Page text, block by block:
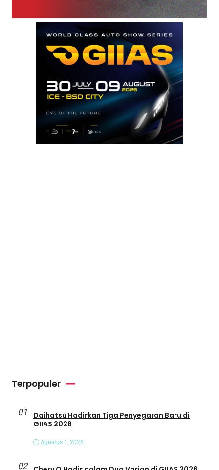
Terpopuler
01
Daihatsu Hadirkan Tiga Penyegaran Baru di
GIIAS 2026
Agustus 1, 2026
02